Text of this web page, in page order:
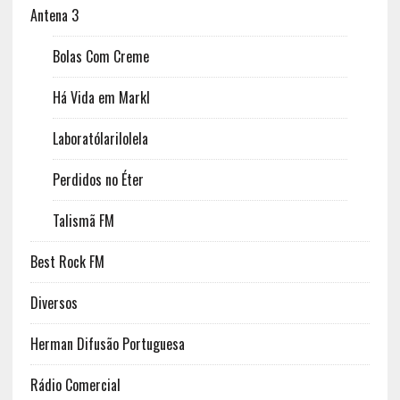
Antena 3
Bolas Com Creme
Há Vida em Markl
Laboratólarilolela
Perdidos no Éter
Talismã FM
Best Rock FM
Diversos
Herman Difusão Portuguesa
Rádio Comercial